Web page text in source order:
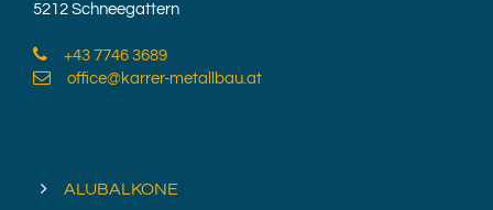
5212 Schneegattern
+43 7746 3689
office@karrer-metallbau.at
ALUBALKONE